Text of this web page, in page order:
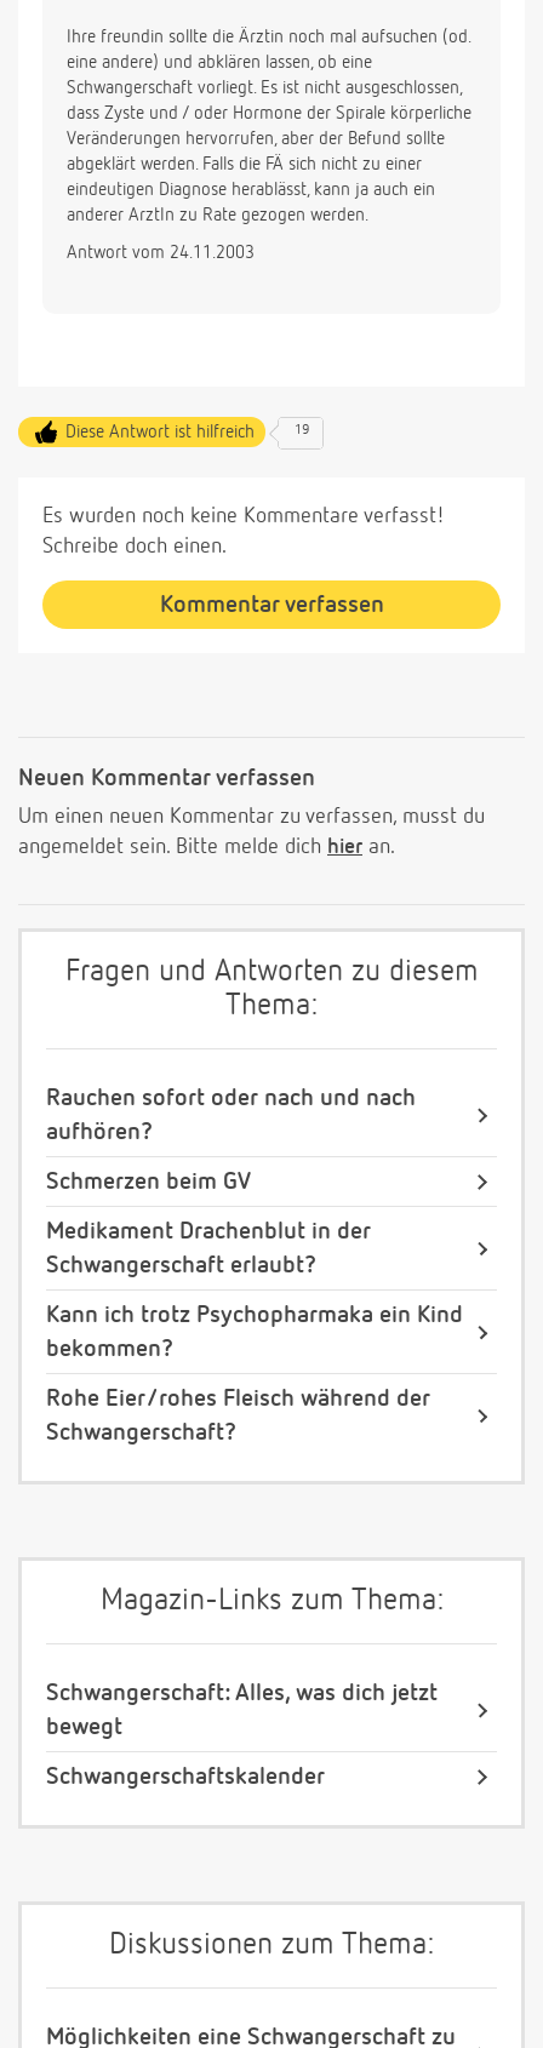
Ihre freundin sollte die Ärztin noch mal aufsuchen (od.
eine andere) und abklären lassen, ob eine
Schwangerschaft vorliegt. Es ist nicht ausgeschlossen,
dass Zyste und / oder Hormone der Spirale körperliche
Veränderungen hervorrufen, aber der Befund sollte
abgeklärt werden. Falls die FÄ sich nicht zu einer
eindeutigen Diagnose herablässt, kann ja auch ein
anderer ArztIn zu Rate gezogen werden.
Antwort vom 24.11.2003
Diese Antwort ist hilfreich 19
Es wurden noch keine Kommentare verfasst!
Schreibe doch einen.
Kommentar verfassen
Neuen Kommentar verfassen
Um einen neuen Kommentar zu verfassen, musst du
angemeldet sein. Bitte melde dich hier an.
Fragen und Antworten zu diesem
Thema:
Rauchen sofort oder nach und nach
aufhören?
Schmerzen beim GV
Medikament Drachenblut in der
Schwangerschaft erlaubt?
Kann ich trotz Psychopharmaka ein Kind
bekommen?
Rohe Eier/rohes Fleisch während der
Schwangerschaft?
Magazin-Links zum Thema:
Schwangerschaft: Alles, was dich jetzt
bewegt
Schwangerschaftskalender
Diskussionen zum Thema:
Möglichkeiten eine Schwangerschaft zu